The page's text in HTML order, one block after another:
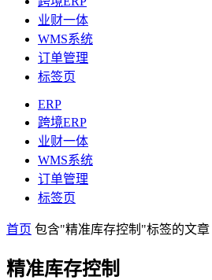
业财一体
WMS系统
订单管理
标签页
ERP
跨境ERP
业财一体
WMS系统
订单管理
标签页
首页 包含"精准库存控制"标签的文章
精准库存控制